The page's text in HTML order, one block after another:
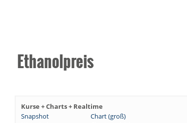
Ethanolpreis
Kurse + Charts + Realtime
Snapshot
Chart (groß)